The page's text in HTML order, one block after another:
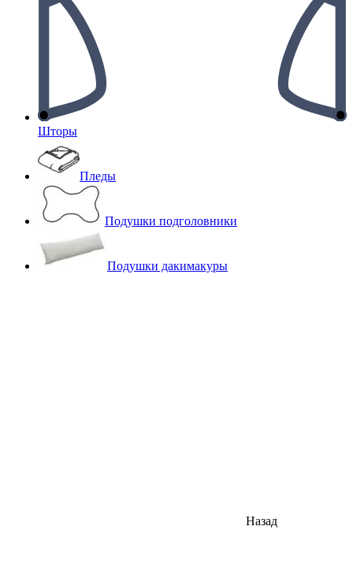
Шторы
Пледы
Подушки подголовники
Подушки дакимакуры
Назад